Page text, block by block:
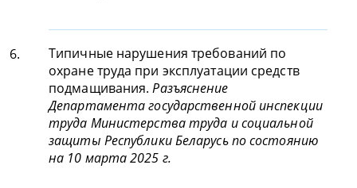
6.
Типичные нарушения требований по
охране труда при эксплуатации средств
подмащивания.Разъяснение
Департамента государственной инспекции
труда Министерства труда и социальной
защиты Республики Беларусь по состоянию
на 10 марта 2025 г.